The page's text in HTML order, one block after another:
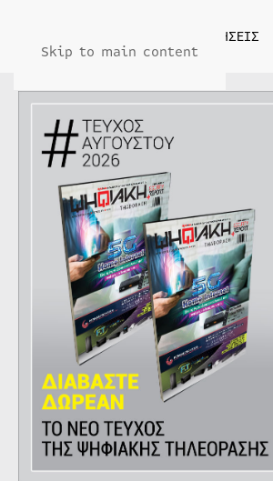
Skip to main content
ΕΙΔΗΣΕΙΣ